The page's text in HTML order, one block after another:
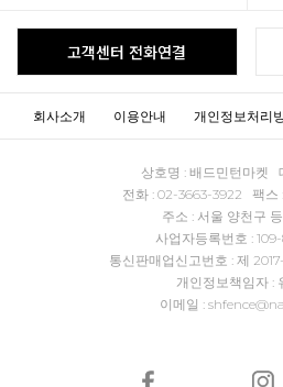
고객센터 전화연결
회사소개 이용안내 개인정보처리
상호명 : 배드민턴마켓
전화 : 02-3663-3922 팩스
주소 : 서울 양천구
사업자등록번호 :
통신판매업신고번호 : 제
개인정보책임자 :
이메일 :